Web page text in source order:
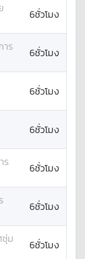
6ชั่วโมง
าร
6ชั่วโมง
6ชั่วโมง
6ชั่วโมง
ร
6ชั่วโมง
6ชั่วโมง
ชุ่ม
6ชั่วโมง